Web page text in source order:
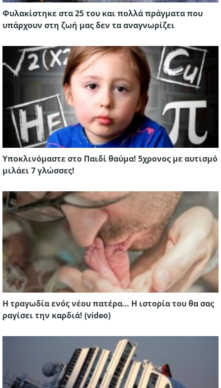
Φυλακίστηκε στα 25 του και πολλά πράγματα που
υπάρχουν στη ζωή μας δεν τα αναγνωρίζει
Yποκλινόμαστε στο Παιδί θαύμα! 5χρονος με αυτισμό
μιλάει 7 γλώσσες!
Η τραγωδία ενός νέου πατέρα… Η ιστορία του θα σας
ραγίσει την καρδιά! (video)